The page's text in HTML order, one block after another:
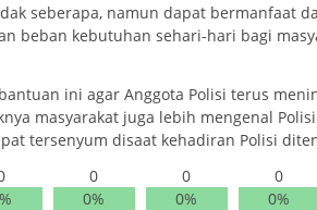
seberapa, namun dapat bermanfaat
beban kebutuhan sehari-hari bagi
ini agar Anggota Polisi terus
masyarakat juga lebih mengenal
tersenyum disaat kehadiran Polisi
0
0%
0
0%
0
0%